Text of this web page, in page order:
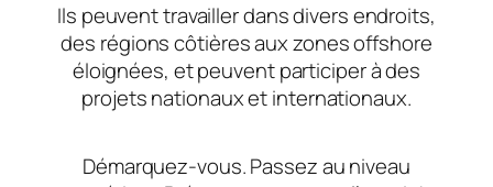
Ils peuvent travailler dans divers endroits,
des régions côtières aux zones offshore
éloignées, et peuvent participer à des
projets nationaux et internationaux.
Démarquez-vous. Passez au niveau